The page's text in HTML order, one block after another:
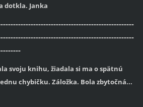
dotkla. Janka
svoju knihu, žiadala si ma o spätnú
chybičku. Záložka. Bola zbytočná...